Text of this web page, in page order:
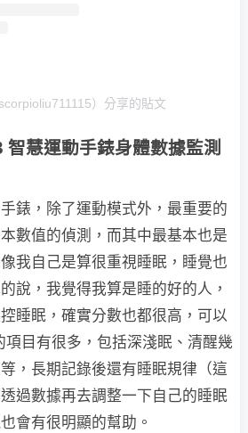
）分享的貼文
慧運動手錶身體數據監測
錶，除了運動模式外，最重要的
數值的偵測，而其中最基本也是
我自己是算很重視睡眠，睡覺也
說，我覺得我算是睡的好的人，
睡眠，確實分數也都很高，可以
目有很多，包括深淺眠、清醒幾
，長期記錄後還有睡眠規律（這
過數據再去調整一下自己的睡眠
會有很明顯的幫助。